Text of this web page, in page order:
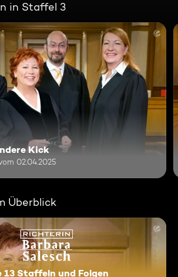
in Staffel 3
Kick
02.04.2025
Überblick
13 Staffeln und Folgen